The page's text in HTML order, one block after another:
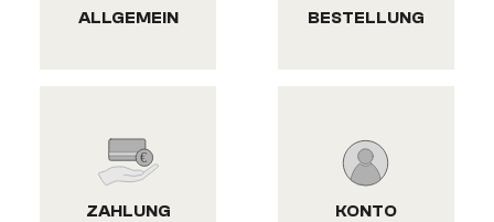
ALLGEMEIN BESTELLUNG
ZAHLUNG KONTO